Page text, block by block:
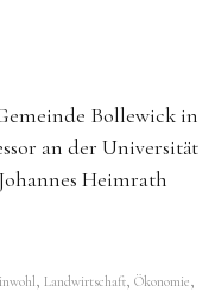
Bollewick in
an der Universität
Heimrath
, Landwirtschaft, Ökonomie,